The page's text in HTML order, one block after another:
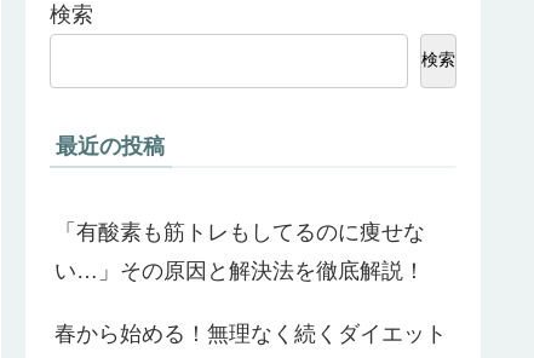
検索
検索
最近の投稿
「有酸素も筋トレもしてるのに痩せな
い…」その原因と解決法を徹底解説！
春から始める！無理なく続くダイエット